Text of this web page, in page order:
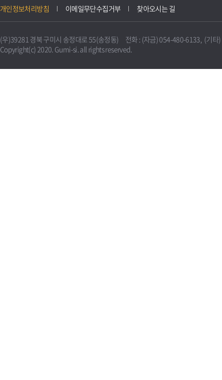
개인정보처리방침 이메일무단수집거부 찾아오시는 길
(우)39281 경북 구미시 송정대로 55(송정동) 전화 : (자금) 054-480-6133, (기타
Copyright(c) 2020. Gumi-si. all rights reserved.